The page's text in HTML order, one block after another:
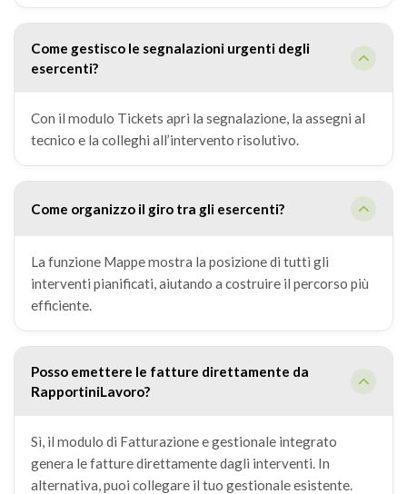
Come gestisco le segnalazioni urgenti degli
esercenti?
Con il modulo Tickets apri la segnalazione, la assegni al
tecnico e la colleghi all’intervento risolutivo.
Come organizzo il giro tra gli esercenti?
La funzione Mappe mostra la posizione di tutti gli
interventi pianificati, aiutando a costruire il percorso più
efficiente.
Posso emettere le fatture direttamente da
RapportiniLavoro?
Sì, il modulo di Fatturazione e gestionale integrato
genera le fatture direttamente dagli interventi. In
alternativa, puoi collegare il tuo gestionale esistente.